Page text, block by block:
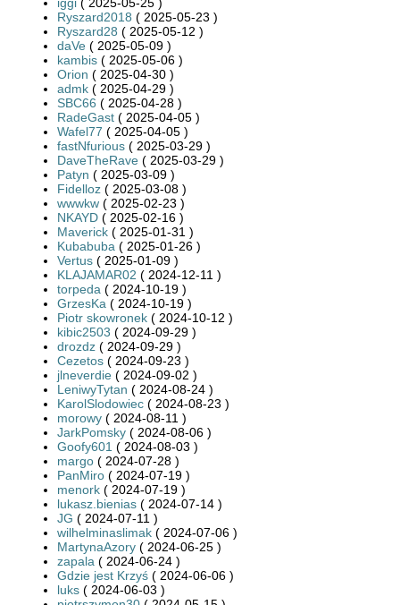
Ryszard2018 ( 2025-05-23 )
Ryszard28 ( 2025-05-12 )
daVe ( 2025-05-09 )
kambis ( 2025-05-06 )
Orion ( 2025-04-30 )
admk ( 2025-04-29 )
SBC66 ( 2025-04-28 )
RadeGast ( 2025-04-05 )
Wafel77 ( 2025-04-05 )
fastNfurious ( 2025-03-29 )
DaveTheRave ( 2025-03-29 )
Patyn ( 2025-03-09 )
Fidelloz ( 2025-03-08 )
wwwkw ( 2025-02-23 )
NKAYD ( 2025-02-16 )
Maverick ( 2025-01-31 )
Kubabuba ( 2025-01-26 )
Vertus ( 2025-01-09 )
KLAJAMAR02 ( 2024-12-11 )
torpeda ( 2024-10-19 )
GrzesKa ( 2024-10-19 )
Piotr skowronek ( 2024-10-12 )
kibic2503 ( 2024-09-29 )
drozdz ( 2024-09-29 )
Cezetos ( 2024-09-23 )
jlneverdie ( 2024-09-02 )
LeniwyTytan ( 2024-08-24 )
KarolSlodowiec ( 2024-08-23 )
morowy ( 2024-08-11 )
JarkPomsky ( 2024-08-06 )
Goofy601 ( 2024-08-03 )
margo ( 2024-07-28 )
PanMiro ( 2024-07-19 )
menork ( 2024-07-19 )
lukasz.bienias ( 2024-07-14 )
JG ( 2024-07-11 )
wilhelminaslimak ( 2024-07-06 )
MartynaAzory ( 2024-06-25 )
zapala ( 2024-06-24 )
Gdzie jest Krzyś ( 2024-06-06 )
luks ( 2024-06-03 )